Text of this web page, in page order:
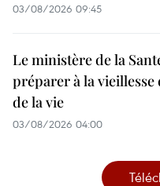
03/08/2026 09:45
Le ministère de la
préparer à la vieillesse
de la vie
03/08/2026 04:00